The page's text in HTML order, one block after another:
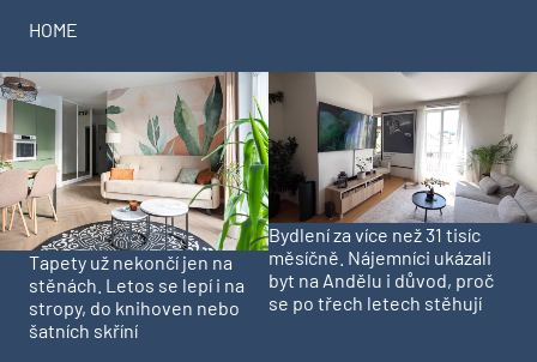
HOME
Tapety už nekončí jen na
stěnách. Letos se lepí i na
stropy, do knihoven nebo
šatních skříní
Bydlení za více než 31 tisíc
měsíčně. Nájemníci ukázali
byt na Andělu i důvod, proč
se po třech letech stěhují